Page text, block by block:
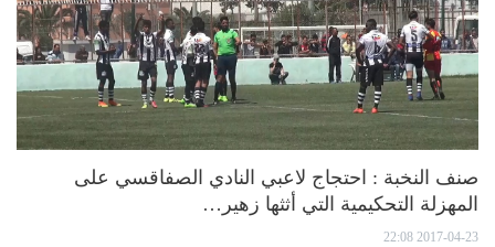
صنف النخبة : احتجاج لاعبي النادي الصفاقسي على
المهزلة التحكيمية التي أثثها زهير…
2017-04-23 22:08